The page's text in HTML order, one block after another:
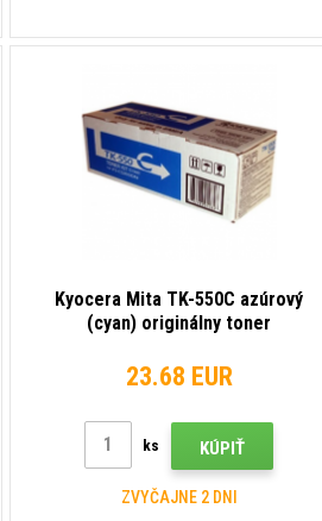
Kyocera Mita TK-550C azúrový
(cyan) originálny toner
23.68 EUR
ks KÚPIŤ
ZVYČAJNE 2 DNI